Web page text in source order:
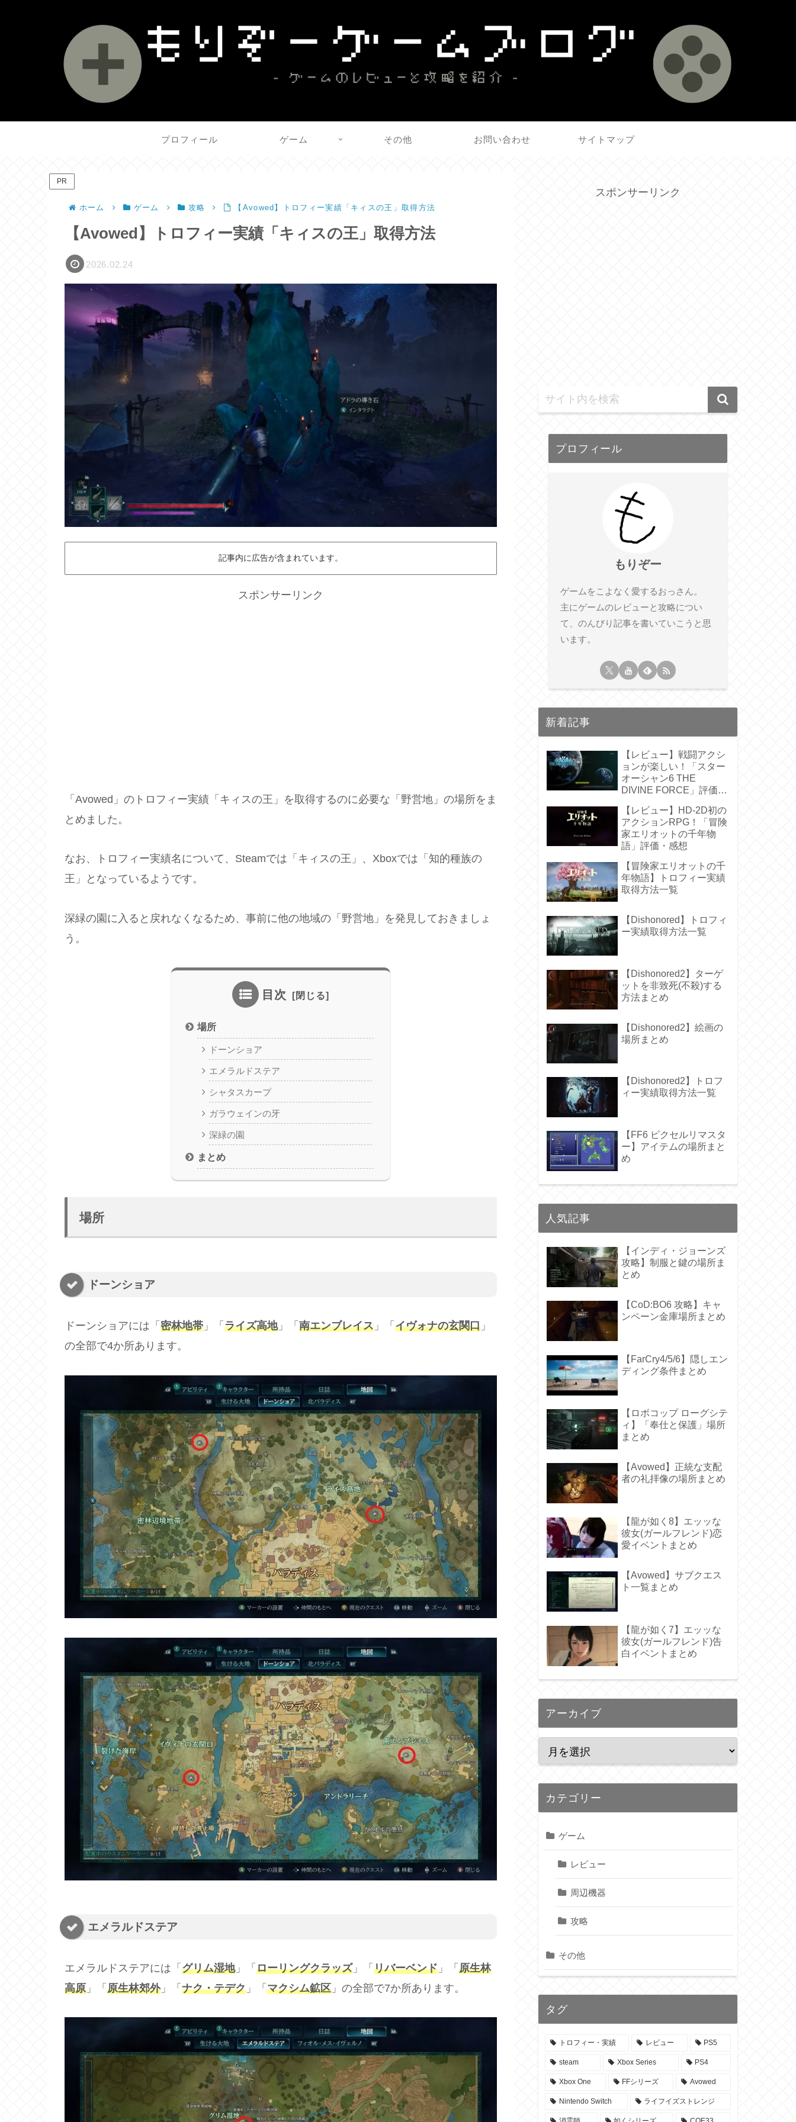
プロフィール ゲーム その他 お問い合わせ サイトマップ
PR
ホーム ゲーム 攻略 【Avowed】トロフィー実績「キィスの王」取得方法
【Avowed】トロフィー実績「キィスの王」取得方法
2026.02.24
記事内に広告が含まれています。
スポンサーリンク
「Avowed」のトロフィー実績「キィスの王」を取得するのに必要な「野営地」の場所をま
とめました。
なお、トロフィー実績名について、Steamでは「キィスの王」、Xboxでは「知的種族の
王」となっているようです。
深緑の園に入ると戻れなくなるため、事前に他の地域の「野営地」を発見しておきましょ
う。
目次
場所
ドーンショア
エメラルドステア
シャタスカープ
ガラウェインの牙
深緑の園
まとめ
場所
ドーンショア
ドーンショアには「 密林地帯 」「 ライズ高地」「 南エンブレイス 」「 イヴォナの玄関口 」
の全部で4か所あります。
エメラルドステア
エメラルドステアには「 グリム湿地」「 ローリングクラッズ」「 リバーベンド 」「 原生林
高原 」「 原生林郊外」「 ナク・テデク 」「 マクシム鉱区 」の全部で7か所あります。
スポンサーリンク
プロフィール
もりぞー
ゲームをこよなく愛するおっさん。
主にゲームのレビューと攻略につい
て、のんびり記事を書いていこうと思
います。
新着記事
【レビュー】戦闘アクシ
ョンが楽しい！「スター
オーシャン6 THE
DIVINE FORCE」評価・
【レビュー】HD-2D初の
アクションRPG！「冒険
家エリオットの千年物
語」評価・感想
【冒険家エリオットの千
年物語】トロフィー実績
取得方法一覧
【Dishonored】トロフィ
ー実績取得方法一覧
【Dishonored2】ターゲ
ットを非致死(不殺)する
方法まとめ
【Dishonored2】絵画の
場所まとめ
【Dishonored2】トロフ
ィー実績取得方法一覧
【FF6 ピクセルリマスタ
ー】アイテムの場所まと
め
人気記事
【インディ・ジョーンズ
攻略】制服と鍵の場所ま
とめ
【CoD:BO6 攻略】キャ
ンペーン金庫場所まとめ
【FarCry4/5/6】隠しエン
ディング条件まとめ
【ロボコップ ローグシテ
ィ】「奉仕と保護」場所
まとめ
【Avowed】正統な支配
者の礼拝像の場所まとめ
【龍が如く8】エッッな
彼女(ガールフレンド)恋
愛イベントまとめ
【Avowed】サブクエス
ト一覧まとめ
【龍が如く7】エッッな
彼女(ガールフレンド)告
白イベントまとめ
アーカイブ
カテゴリー
ゲーム
レビュー
周辺機器
攻略
その他
タグ
トロフィー・実績 レビュー PS5
steam Xbox Series PS4
Xbox One FFシリーズ Avowed
Nintendo Switch ライフイズストレンジ